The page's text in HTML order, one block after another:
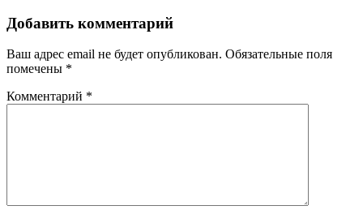
Добавить комментарий
Ваш адрес email не будет опубликован. Обязательные поля
помечены *
Комментарий *